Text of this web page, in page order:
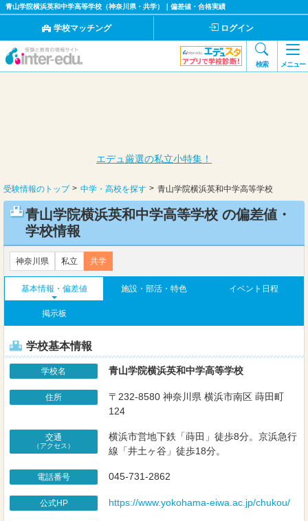
青山学院横浜英和中学高等学校（神奈川県・共学）｜偏差値・合格実績
学校マッチング ログイン
検索 メニュー
エデュ厳選の私立小特集！
受験情報のトップ 中学・高校を探す 青山学院横浜英和中学高等学校
青山学院横浜英和中学高等学校 の偏差値・
学校情報
神奈川県 私立 共学
基本情報・偏差値 施設・部活・特色 イベント日程
掲示板
学校基本情報
学校名 青山学院横浜英和中学高等学校
住所
〒232-8580 神奈川県 横浜市南区 蒔田町
124
交通
（アクセス）
横浜市営地下鉄「蒔田」徒歩8分。京浜急行
線「井土ヶ谷」徒歩18分。
電話番号 045-731-2862
公式HP https://www.yokohama-eiwa.ac.jp/chukou/